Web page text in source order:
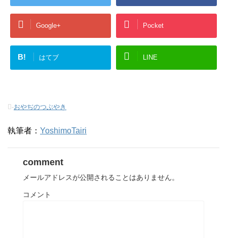
Google+ Pocket
B! はてブ LINE
-おやぢのつぶやき
執筆者： YoshimoTairi
comment
メールアドレスが公開されることはありません。
コメント